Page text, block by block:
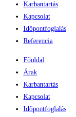
Karbantartás
Kapcsolat
Időpontfoglalás
Referencia
Főoldal
Árak
Karbantartás
Kapcsolat
Időpontfoglalás